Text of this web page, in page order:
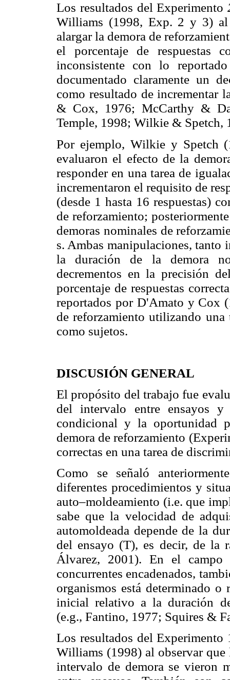
Los resultados del Experimento
Williams (1998, Exp. 2 y 3) al
alargar la demora de
el porcentaje de respuestas
inconsistente con lo
documentado claramente un
como resultado de incrementar
& Cox, 1976; McCarthy &
Temple, 1998; Wilkie & Spetch,
Por ejemplo, Wilkie y Spetch
evaluaron el efecto de la
responder en una tarea de
incrementaron el requisito de
(desde 1 hasta 16 respuestas)
de reforzamiento;
demoras nominales de
s. Ambas manipulaciones, tanto
la duración de la demora
decrementos en la precisión
porcentaje de respuestas
reportados por D'Amato y Cox
de reforzamiento utilizando
como sujetos.
DISCUSIÓN GENERAL
El propósito del trabajo fue
del intervalo entre ensayos
condicional y la oportunidad
demora de reforzamiento
correctas en una tarea de
Como se señaló
diferentes procedimientos y
auto–moldeamiento (i.e. que
sabe que la velocidad de
automoldeada depende de la
del ensayo (T), es decir, de la
Álvarez, 2001). En el
concurrentes encadenados,
organismos está determinado
inicial relativo a la duración
(e.g., Fantino, 1977; Squires &
Los resultados del Experimento
Williams (1998) al observar que
intervalo de demora se vieron